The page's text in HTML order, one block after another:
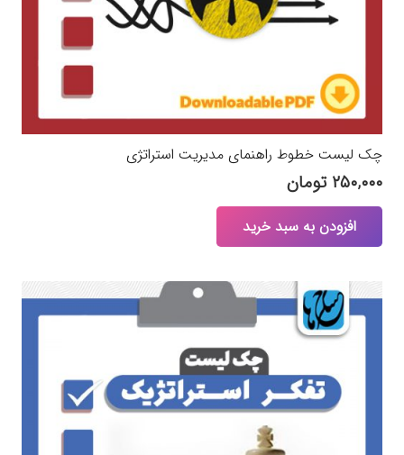
چک لیست خطوط‌‌ راهنمای مدیریت استراتژی
۲۵۰,۰۰۰ تومان
افزودن به سبد خرید